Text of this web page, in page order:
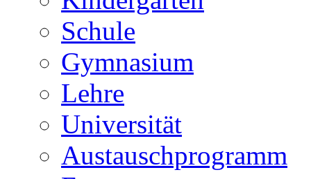
Schule
Gymnasium
Lehre
Universität
Austauschprogramm